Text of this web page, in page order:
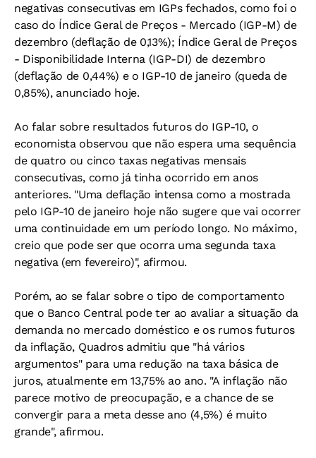
negativas consecutivas em IGPs fechados, como foi o
caso do Índice Geral de Preços - Mercado (IGP-M) de
dezembro (deflação de 0,13%); Índice Geral de Preços
- Disponibilidade Interna (IGP-DI) de dezembro
(deflação de 0,44%) e o IGP-10 de janeiro (queda de
0,85%), anunciado hoje.
Ao falar sobre resultados futuros do IGP-10, o
economista observou que não espera uma sequência
de quatro ou cinco taxas negativas mensais
consecutivas, como já tinha ocorrido em anos
anteriores. "Uma deflação intensa como a mostrada
pelo IGP-10 de janeiro hoje não sugere que vai ocorrer
uma continuidade em um período longo. No máximo,
creio que pode ser que ocorra uma segunda taxa
negativa (em fevereiro)", afirmou.
Porém, ao se falar sobre o tipo de comportamento
que o Banco Central pode ter ao avaliar a situação da
demanda no mercado doméstico e os rumos futuros
da inflação, Quadros admitiu que "há vários
argumentos" para uma redução na taxa básica de
juros, atualmente em 13,75% ao ano. "A inflação não
parece motivo de preocupação, e a chance de se
convergir para a meta desse ano (4,5%) é muito
grande", afirmou.